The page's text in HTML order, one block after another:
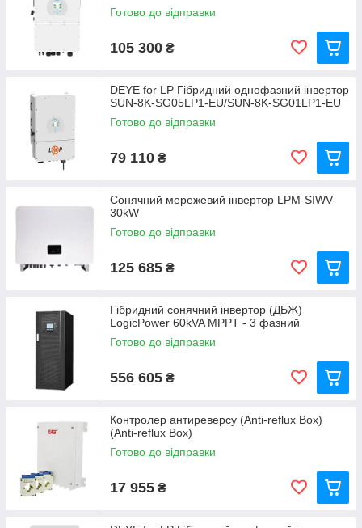
Готово до відправки
105 300 ₴
DEYE for LP Гібридний однофазний інвертор
SUN-8K-SG05LP1-EU/SUN-8K-SG01LP1-EU
Готово до відправки
79 110 ₴
Сонячний мережевий інвертор LPM-SIWV-
30kW
Готово до відправки
125 685 ₴
Гібридний сонячний інвертор (ДБЖ)
LogicPower 60kVA MPPT - 3 фазний
Готово до відправки
556 605 ₴
Контролер антиреверсу (Anti-reflux Box)
(Anti-reflux Box)
Готово до відправки
17 955 ₴